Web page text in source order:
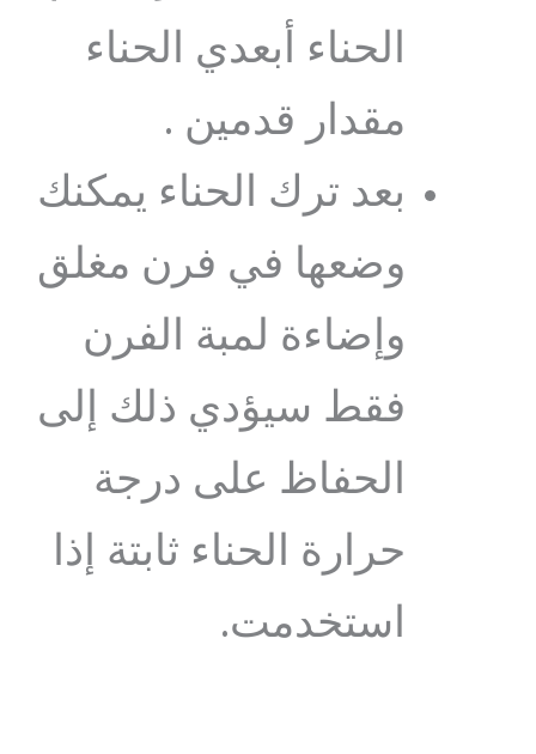
الحناء أبعدي الحناء
مقدار قدمين .
بعد ترك الحناء يمكنك
وضعها في فرن مغلق
وإضاءة لمبة الفرن
فقط سيؤدي ذلك إلى
الحفاظ على درجة
حرارة الحناء ثابتة إذا
استخدمت.